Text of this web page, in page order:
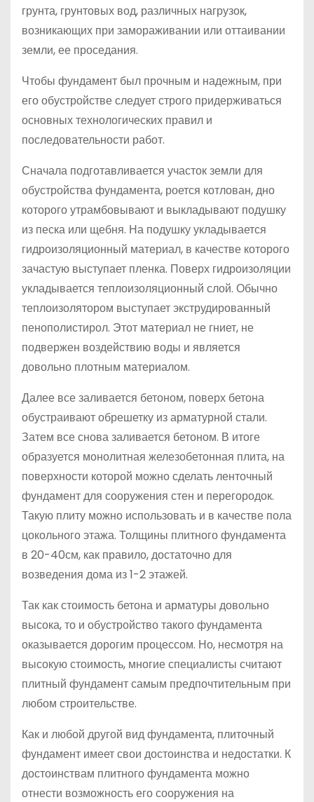
грунта, грунтовых вод, различных нагрузок,
возникающих при замораживании или оттаивании
земли, ее проседания.
Чтобы фундамент был прочным и надежным, при
его обустройстве следует строго придерживаться
основных технологических правил и
последовательности работ.
Сначала подготавливается участок земли для
обустройства фундамента, роется котлован, дно
которого утрамбовывают и выкладывают подушку
из песка или щебня. На подушку укладывается
гидроизоляционный материал, в качестве которого
зачастую выступает пленка. Поверх гидроизоляции
укладывается теплоизоляционный слой. Обычно
теплоизолятором выступает экструдированный
пенополистирол. Этот материал не гниет, не
подвержен воздействию воды и является
довольно плотным материалом.
Далее все заливается бетоном, поверх бетона
обустраивают обрешетку из арматурной стали.
Затем все снова заливается бетоном. В итоге
образуется монолитная железобетонная плита, на
поверхности которой можно сделать ленточный
фундамент для сооружения стен и перегородок.
Такую плиту можно использовать и в качестве пола
цокольного этажа. Толщины плитного фундамента
в 20-40см, как правило, достаточно для
возведения дома из 1-2 этажей.
Так как стоимость бетона и арматуры довольно
высока, то и обустройство такого фундамента
оказывается дорогим процессом. Но, несмотря на
высокую стоимость, многие специалисты считают
плитный фундамент самым предпочтительным при
любом строительстве.
Как и любой другой вид фундамента, плиточный
фундамент имеет свои достоинства и недостатки. К
достоинствам плитного фундамента можно
отнести возможность его сооружения на